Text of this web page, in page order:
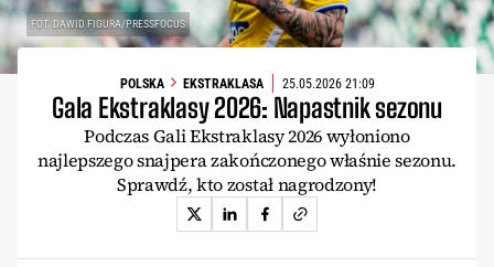
FOT. DAWID FIGURA/PRESSFOCUS
POLSKA EKSTRAKLASA 25.05.2026 21:09
Gala Ekstraklasy 2026: Napastnik sezonu
Podczas Gali Ekstraklasy 2026 wyłoniono
najlepszego snajpera zakończonego właśnie sezonu.
Sprawdź, kto został nagrodzony!